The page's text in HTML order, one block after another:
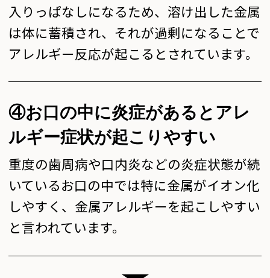
入りっぱなしになるため、溶け出した金属
は体に蓄積され、それが過剰になることで
アレルギー反応が起こるとされています。
④お口の中に炎症があると アレ
ルギー症状が起こりやすい
重度の歯周病や口内炎などの炎症状態が続
いているお口の中では特に金属がイオン化
しやすく、金属アレルギーを起こしやすい
と言われています。